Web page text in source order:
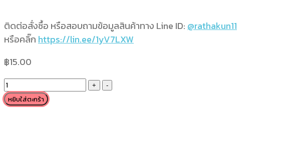
ติดต่อสั่งซื้อ หรือสอบถามข้อมูลสินค้าทาง Line ID: @rathakun11
หรือคลิ๊ก https://lin.ee/1yV7LXW
฿15.00
ปพ.6
สมุด
รายงาน
หยิบใส่ตะกร้า